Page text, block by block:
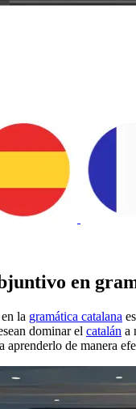
en
la gramática catalana
dominar el catalán a
aprenderlo de manera